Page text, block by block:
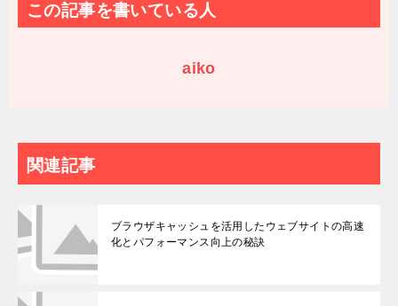
この記事を書いている人
aiko
関連記事
ブラウザキャッシュを活用したウェブサイトの高速
化とパフォーマンス向上の秘訣